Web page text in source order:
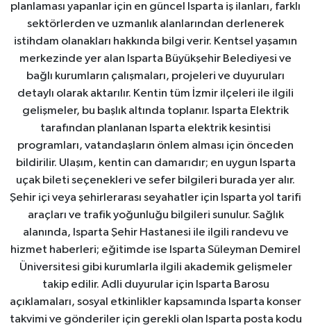
planlaması yapanlar için en güncel Isparta iş ilanları, farklı
sektörlerden ve uzmanlık alanlarından derlenerek
istihdam olanakları hakkında bilgi verir. Kentsel yaşamın
merkezinde yer alan Isparta Büyükşehir Belediyesi ve
bağlı kurumların çalışmaları, projeleri ve duyuruları
detaylı olarak aktarılır. Kentin tüm İzmir ilçeleri ile ilgili
gelişmeler, bu başlık altında toplanır. Isparta Elektrik
tarafından planlanan Isparta elektrik kesintisi
programları, vatandaşların önlem alması için önceden
bildirilir. Ulaşım, kentin can damarıdır; en uygun Isparta
uçak bileti seçenekleri ve sefer bilgileri burada yer alır.
Şehir içi veya şehirlerarası seyahatler için Isparta yol tarifi
araçları ve trafik yoğunluğu bilgileri sunulur. Sağlık
alanında, Isparta Şehir Hastanesi ile ilgili randevu ve
hizmet haberleri; eğitimde ise Isparta Süleyman Demirel
Üniversitesi gibi kurumlarla ilgili akademik gelişmeler
takip edilir. Adli duyurular için Isparta Barosu
açıklamaları, sosyal etkinlikler kapsamında Isparta konser
takvimi ve gönderiler için gerekli olan Isparta posta kodu